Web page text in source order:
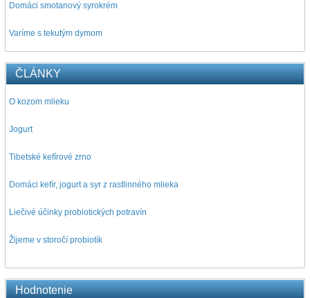
Domáci smotanový syrokrém
Varíme s tekutým dymom
ČLÁNKY
O kozom mlieku
Jogurt
Tibetské kefírové zrno
Domáci kefír, jogurt a syr z rastlinného mlieka
Liečivé účinky probiotických potravín
Žijeme v storočí probiotík
Hodnotenie